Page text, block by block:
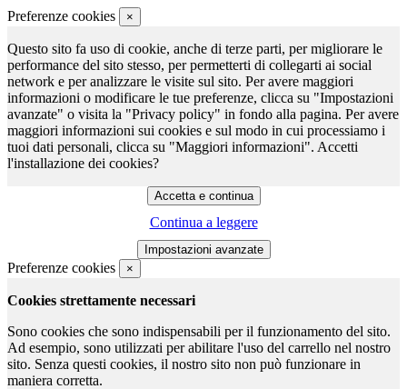
Preferenze cookies ×
Questo sito fa uso di cookie, anche di terze parti, per migliorare le
performance del sito stesso, per permetterti di collegarti ai social
network e per analizzare le visite sul sito. Per avere maggiori
informazioni o modificare le tue preferenze, clicca su "Impostazioni
avanzate" o visita la "Privacy policy" in fondo alla pagina. Per avere
maggiori informazioni sui cookies e sul modo in cui processiamo i
tuoi dati personali, clicca su "Maggiori informazioni". Accetti
l'installazione dei cookies?
Continua a leggere
Preferenze cookies ×
Cookies strettamente necessari
Sono cookies che sono indispensabili per il funzionamento del sito.
Ad esempio, sono utilizzati per abilitare l'uso del carrello nel nostro
sito. Senza questi cookies, il nostro sito non può funzionare in
maniera corretta.